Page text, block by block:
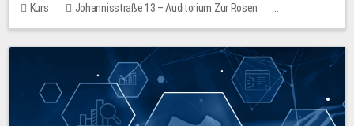
Kurs
Johannisstraße 13 – Auditorium Zur Rosen
Keine freien Plätze